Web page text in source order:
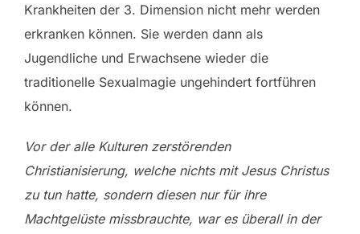
Krankheiten der 3. Dimension nicht mehr werden
erkranken können. Sie werden dann als
Jugendliche und Erwachsene wieder die
traditionelle Sexualmagie ungehindert fortführen
können.
Vor der alle Kulturen zerstörenden
Christianisierung, welche nichts mit Jesus Christus
zu tun hatte, sondern diesen nur für ihre
Machtgelüste missbrauchte, war es überall in der